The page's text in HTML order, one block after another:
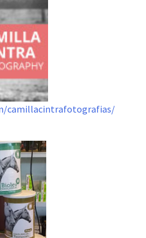
camillacintrafotografias/